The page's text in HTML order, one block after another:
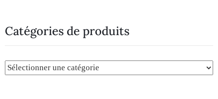
Catégories de produits